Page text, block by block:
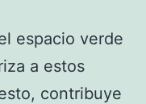
espacio verde
a estos
contribuye